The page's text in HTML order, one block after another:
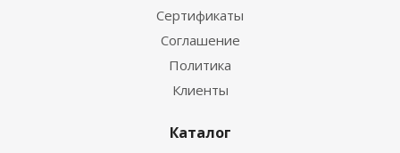
Сертификаты
Соглашение
Политика
Клиенты
Каталог